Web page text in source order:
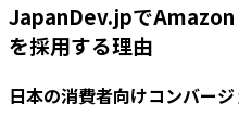
JapanDev.jpで
を採用する理由
日本の消費者向けコンバー